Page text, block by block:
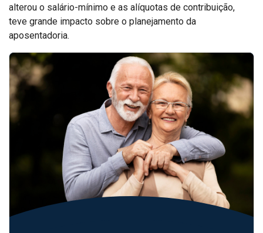
alterou o salário-mínimo e as alíquotas de contribuição,
teve grande impacto sobre o planejamento da
aposentadoria.